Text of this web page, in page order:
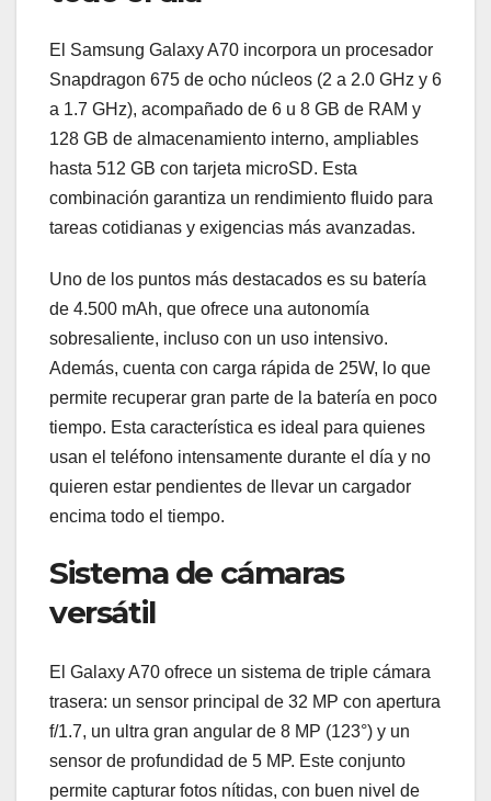
El Samsung Galaxy A70 incorpora un procesador
Snapdragon 675 de ocho núcleos (2 a 2.0 GHz y 6
a 1.7 GHz), acompañado de 6 u 8 GB de RAM y
128 GB de almacenamiento interno, ampliables
hasta 512 GB con tarjeta microSD. Esta
combinación garantiza un rendimiento fluido para
tareas cotidianas y exigencias más avanzadas.
Uno de los puntos más destacados es su batería
de 4.500 mAh, que ofrece una autonomía
sobresaliente, incluso con un uso intensivo.
Además, cuenta con carga rápida de 25W, lo que
permite recuperar gran parte de la batería en poco
tiempo. Esta característica es ideal para quienes
usan el teléfono intensamente durante el día y no
quieren estar pendientes de llevar un cargador
encima todo el tiempo.
Sistema de cámaras
versátil
El Galaxy A70 ofrece un sistema de triple cámara
trasera: un sensor principal de 32 MP con apertura
f/1.7, un ultra gran angular de 8 MP (123°) y un
sensor de profundidad de 5 MP. Este conjunto
permite capturar fotos nítidas, con buen nivel de